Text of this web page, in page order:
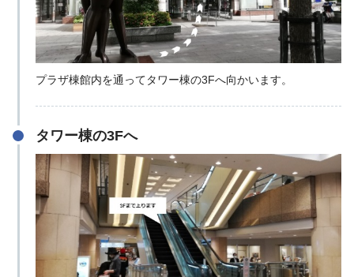
プラザ棟館内を通ってタワー棟の3Fへ向かいます。
タワー棟の3Fへ